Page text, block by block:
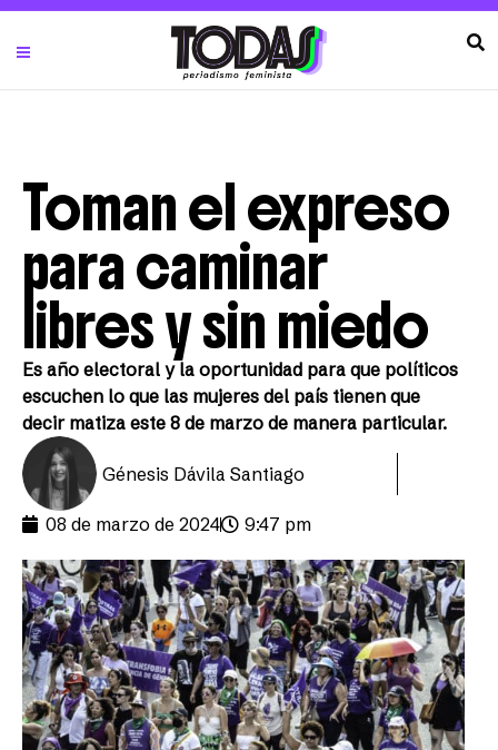
Toman el expreso
para caminar
libres y sin miedo
Es año electoral y la oportunidad para que políticos
escuchen lo que las mujeres del país tienen que
decir matiza este 8 de marzo de manera particular.
Génesis Dávila Santiago
08 de marzo de 2024 9:47 pm